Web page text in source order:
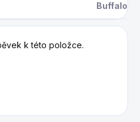
Buffalo
k této položce.